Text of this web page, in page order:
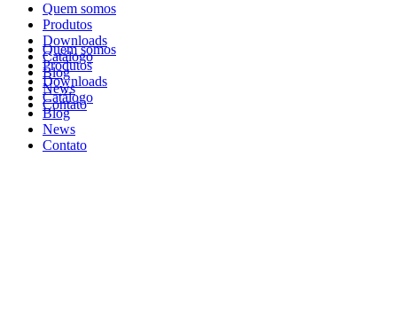
Quem somos
Produtos
Downloads
Catálogo
Blog
News
Contato
Quem somos
Produtos
Downloads
Catálogo
Blog
News
Contato